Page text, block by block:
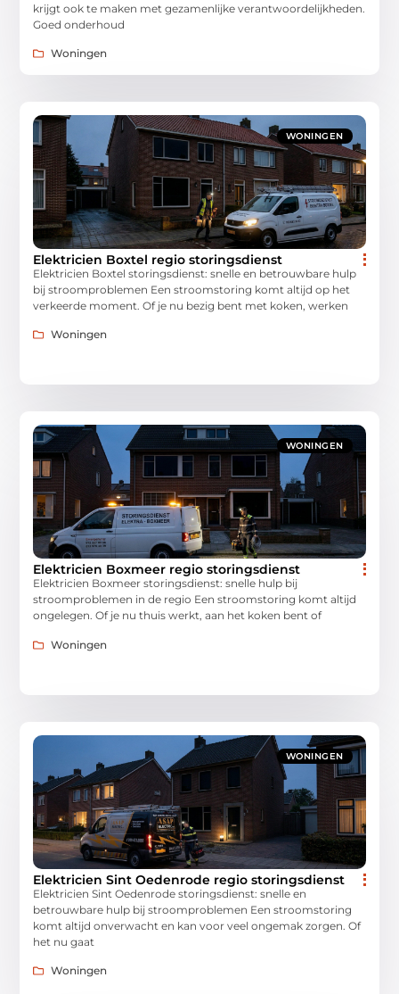
krijgt ook te maken met gezamenlijke verantwoordelijkheden.
Goed onderhoud
Woningen
WONINGEN
Elektricien Boxtel regio storingsdienst
Elektricien Boxtel storingsdienst: snelle en betrouwbare hulp
bij stroomproblemen Een stroomstoring komt altijd op het
verkeerde moment. Of je nu bezig bent met koken, werken
Woningen
WONINGEN
Elektricien Boxmeer regio storingsdienst
Elektricien Boxmeer storingsdienst: snelle hulp bij
stroomproblemen in de regio Een stroomstoring komt altijd
ongelegen. Of je nu thuis werkt, aan het koken bent of
Woningen
WONINGEN
Elektricien Sint Oedenrode regio storingsdienst
Elektricien Sint Oedenrode storingsdienst: snelle en
betrouwbare hulp bij stroomproblemen Een stroomstoring
komt altijd onverwacht en kan voor veel ongemak zorgen. Of
het nu gaat
Woningen